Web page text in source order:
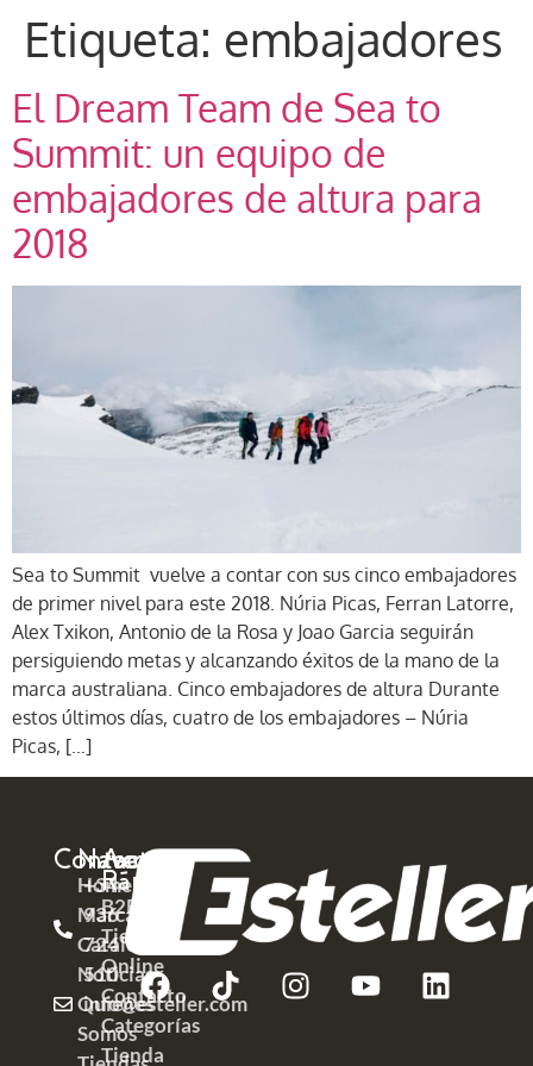
Etiqueta: embajadores
El Dream Team de Sea to
Summit: un equipo de
embajadores de altura para
2018
Sea to Summit vuelve a contar con sus cinco embajadores
de primer nivel para este 2018. Núria Picas, Ferran Latorre,
Alex Txikon, Antonio de la Rosa y Joao Garcia seguirán
persiguiendo metas y alcanzando éxitos de la mano de la
marca australiana. Cinco embajadores de altura Durante
estos últimos días, cuatro de los embajadores – Núria
Picas, […]
Contacto
+34
936
724
510
info@esteller.com
Navega
Home
Marcas
Catálogos
Noticias
Quienes
Somos
Acceso
Rápido
B2B
Tienda
Online
Contacto
Categorías
Tienda